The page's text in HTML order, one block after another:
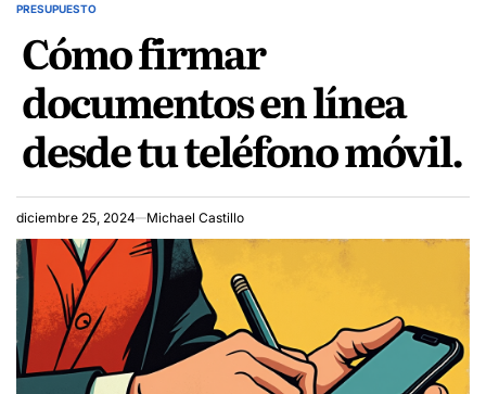
POSTED
PRESUPUESTO
Cómo firmar
documentos en línea
desde tu teléfono móvil.
diciembre 25, 2024 Michael Castillo